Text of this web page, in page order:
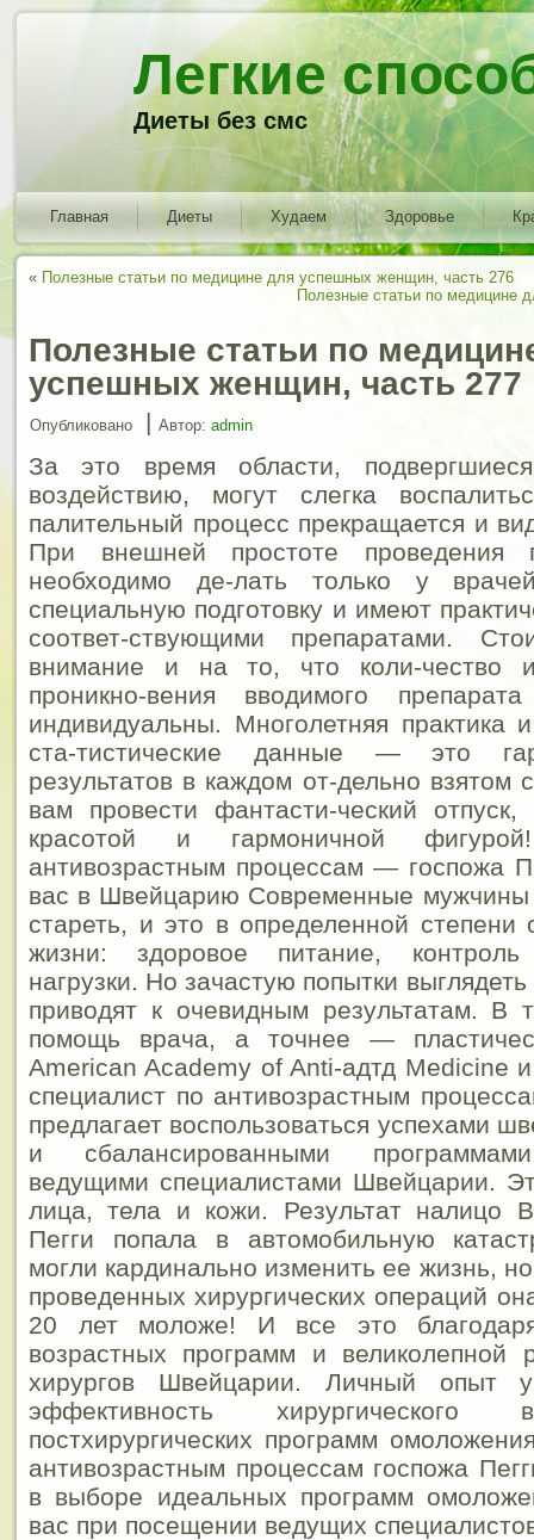
Легкие
Диеты без смс
Главная Диеты Худаем Здоровье
« Полезные статьи по медицине для успешных женщин, часть 276
Полезные статьи по медицине
Полезные статьи по
успешных женщин, часть 277
Опубликовано | Автор: admin
За это время области,
воздействию, могут слегка
палительный процесс прекращается и
При внешней простоте проведения
необходимо де-лать только у
специальную подготовку и имеют
соответ-ствующими препаратами.
внимание и на то, что коли-чество
проникно-вения вводимого
индивидуальны. Многолетняя
ста-тистические данные — это
результатов в каждом от-дельно
вам провести фантасти-ческий
красотой и гармоничной
антивозрастным процессам — госпожа
вас в Швейцарию Современные
стареть, и это в определенной степени
жизни: здоровое питание,
нагрузки. Но зачастую попытки
приводят к очевидным результатам. В
помощь врача, а точнее —
American Academy of Anti-адтд Medicine
специалист по антивозрастным
предлагает воспользоваться успехами
и сбалансированными
ведущими специалистами Швейцарии.
лица, тела и кожи. Результат налицо
Пегги попала в автомобильную
могли кардинально изменить ее жизнь,
проведенных хирургических операций
20 лет моложе! И все это
возрастных программ и великолепной
хирургов Швейцарии. Личный опыт
эффективность хирургического
постхирургических программ
антивозрастным процессам госпожа
в выборе идеальных программ
вас при посещении ведущих